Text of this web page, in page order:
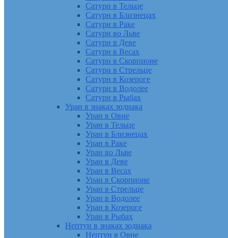
Сатурн в Тельце
Сатурн в Близнецах
Сатурн в Раке
Сатурн во Льве
Сатурн в Деве
Сатурн в Весах
Сатурн в Скорпионе
Сатурн в Стрельце
Сатурн в Козероге
Сатурн в Водолее
Сатурн в Рыбах
Уран в знаках зодиака
Уран в Овне
Уран в Тельце
Уран в Близнецах
Уран в Раке
Уран во Льве
Уран в Деве
Уран в Весах
Уран в Скорпионе
Уран в Стрельце
Уран в Водолее
Уран в Козероге
Уран в Рыбах
Нептун в знаках зодиака
Нептун в Овне